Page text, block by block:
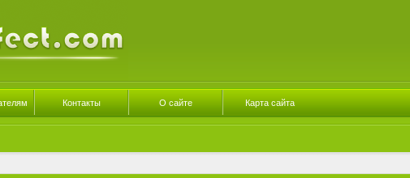
Контакты О сайте Карта сайта